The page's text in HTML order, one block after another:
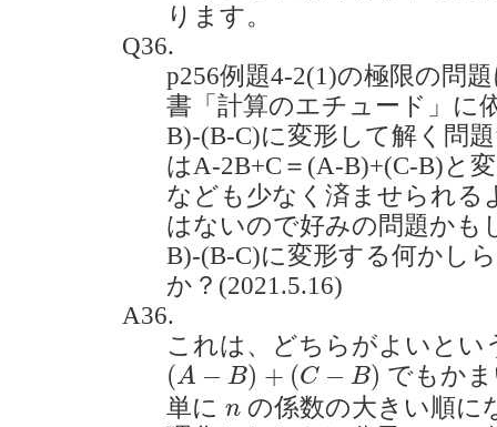
ります。
Q36.
p256例題4-2(1)の極限の問
書「計算のエチュード」に
B)-(B-C)に変形して解く問
はA-2B+C＝(A-B)+(C-B)と
なども少なく済ませられる
はないので好みの問題かも
B)-(B-C)に変形する何かし
か？(2021.5.16)
A36.
これは、どちらがよいとい
(A − B) + (C − B)
(A− B)+( C−B)
でもか
単に n
n の係数の大きい順に